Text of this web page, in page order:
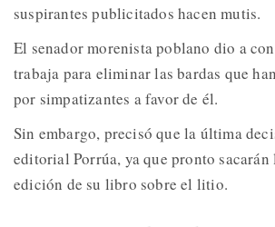
suspirantes publicitados hacen mutis.
El senador morenista poblano dio a
trabaja para eliminar las bardas que
por simpatizantes a favor de él.
Sin embargo, precisó que la última
editorial Porrúa, ya que pronto sacarán
edición de su libro sobre el litio.